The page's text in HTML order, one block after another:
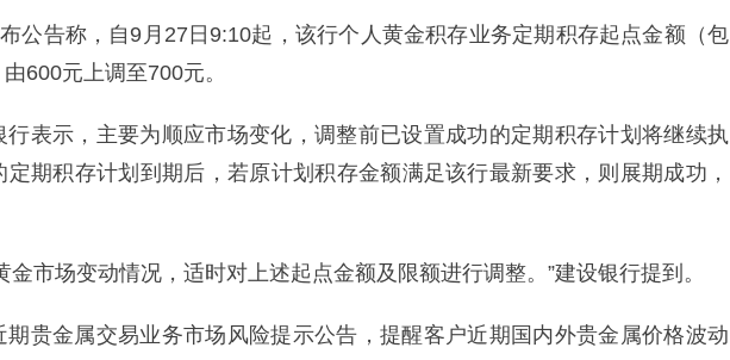
公告称，自9月27日9:10起，该行个人黄金积存业务定期积存起点金额（包
600元上调至700元。
表示，主要为顺应市场变化，调整前已设置成功的定期积存计划将继续执
期积存计划到期后，若原计划积存金额满足该行最新要求，则展期成功，
金市场变动情况，适时对上述起点金额及限额进行调整。”建设银行提到。
期贵金属交易业务市场风险提示公告，提醒客户近期国内外贵金属价格波动